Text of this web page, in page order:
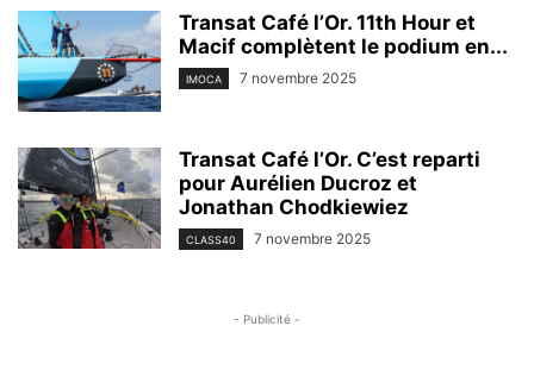
Transat Café l’Or. 11th Hour et
Macif complètent le podium en...
IMOCA 7 novembre 2025
Transat Café l’Or. C’est reparti
pour Aurélien Ducroz et
Jonathan Chodkiewiez
CLASS40 7 novembre 2025
- Publicité -